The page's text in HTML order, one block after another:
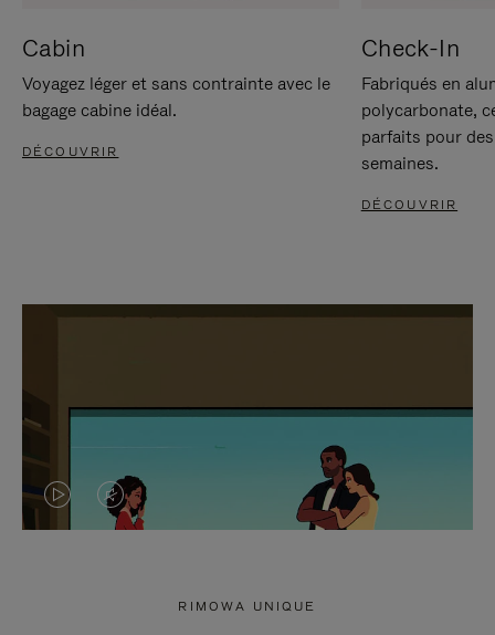
Cabin
Voyagez léger et sans contrainte avec le
bagage cabine idéal.
DÉCOUVRIR
Check-In
Fabriqués en
polycarbonate,
parfaits pour
semaines.
DÉCOUVRIR
LA LE
RIMOWA UNIQUE